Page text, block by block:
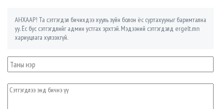
АНХААР! Та сэтгэгдэл бичихдээ хууль зүйн болон ёс суртахууныг баримтална
уу. Ёс бус сэтгэгдлийг админ устгах эрхтэй. Мэдээний сэтгэгдэлд ergelt.mn
хариуцлага хүлээхгүй.